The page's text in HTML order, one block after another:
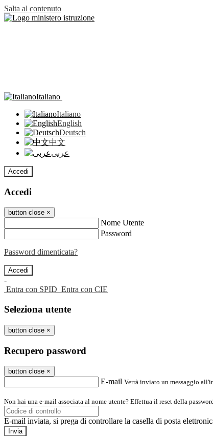
Salta al contenuto
Italiano
Italiano
English
Deutsch
中文
عربى
Accedi
Accedi
button close ×
Nome Utente
Password
Password dimenticata?
-
Entra con SPID Entra con CIE
Seleziona utente
button close ×
Recupero password
button close ×
E-mail Verrà inviato un messaggio
Non hai una e-mail associata al nome utente? Effettua il reset della
E-mail inviata, si prega di controllare la casella di posta